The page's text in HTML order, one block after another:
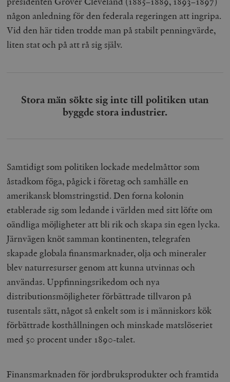
någon anledning för den federala regeringen att ingripa.
Vid den här tiden trodde man på stabilt penningvärde,
liten stat och på att rå sig själv.
Stora män sökte sig inte till politiken utan
byggde stora industrier.
Samtidigt som politiken lockade medelmåttor som
åstadkom föga, pågick i företag och samhälle en
amerikansk blomstringstid. Den forna kolonin
etablerade sig som ledande i världen med sitt löfte om
oändliga möjligheter att bli rik och skapa sin egen lycka.
Järnvägen knöt samman kontinenten, telegrafen
skapade globala finansmarknader, olja och mineraler
blev naturresurser genom att kunna utvinnas och
användas. Uppfinningsrikedom och nya
distributionsmöjligheter förbättrade tillvaron på
tusentals sätt, något så enkelt som is i människors kök
förbättrade kosthållningen och minskade matslöseriet
med 50 procent under 1890-talet.
Finansmarknaden för jordbruksprodukter och framtida